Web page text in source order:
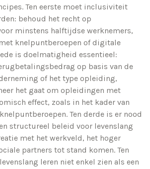
Ten eerste moet inclusiviteit
behoud het recht op
minstens halftijdse werknemers,
knelpuntberoepen of digitale
is doelmatigheid essentieel:
op basis van de
of het type opleiding,
het gaat om opleidingen met
effect, zoals in het kader van
Ten derde is er nood
structureel beleid voor levenslang
met het werkveld, het hoger
partners tot stand komen. Ten
leren niet enkel zien als een